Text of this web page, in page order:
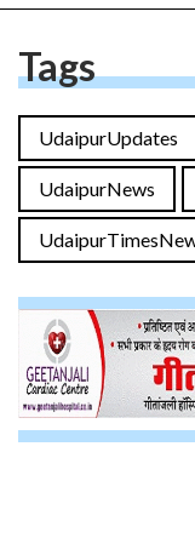
Tags
UdaipurUpdates
UdaipurNews